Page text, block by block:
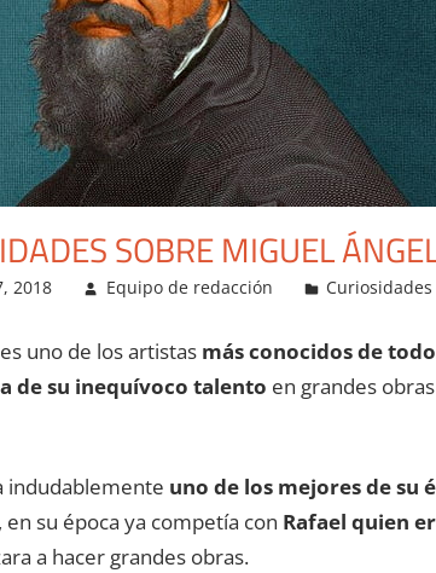
SOBRE MIGUEL
2018 Equipo de redacción Curiosidades
es uno de los artistas más conocidos de
de su inequívoco talento en grandes
indudablemente uno de los mejores de su
su época ya competía con Rafael quien
a hacer grandes obras.